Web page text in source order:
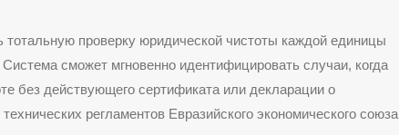
проверку юридической чистоты каждой единицы
сможет мгновенно идентифицировать случаи, когда
без действующего сертификата или декларации о
регламентов Евразийского экономического союза